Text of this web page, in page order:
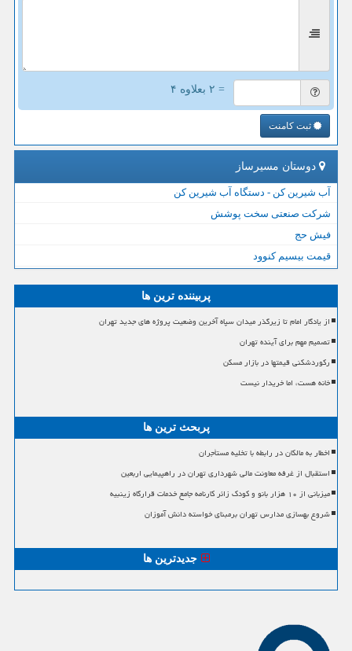
= ۲ بعلاوه ۴
ثبت کامنت
دوستان مسیرساز
آب شیرین کن - دستگاه آب شیرین کن
شرکت صنعتی سخت پوشش
فیش حج
قیمت بیسیم کنوود
پربیننده ترین ها
از یادگار امام تا زیرگذر میدان سپاه آخرین وضعیت پروژه های جدید تهران
تصمیم مهم برای آینده تهران
رکوردشکنی قیمتها در بازار مسکن
خانه هست، اما خریدار نیست
پربحث ترین ها
اخطار به مالکان در رابطه با تخلیه مستأجران
استقبال از غرفه معاونت مالی شهرداری تهران در راهپیمایی اربعین
میزبانی از ۱۰ هزار بانو و کودک زائر کارنامه جامع خدمات قرارگاه زینبیه
شروع بهسازی مدارس تهران برمبنای خواسته دانش آموزان
جدیدترین ها